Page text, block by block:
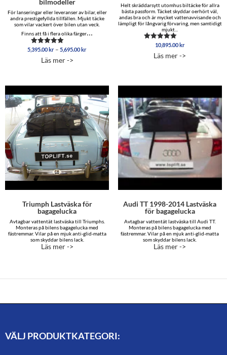
bilmodeller
För lanseringar eller leveranser av bilar, eller
andra prestigefyllda tillfällen. Mjukt täcke
som vilar vackert över bilen utan veck.
Finns att få i flera olika färger…
Betygsatt
av 5
5,395.00 kr – 5,695.00 krPrisintervall:
Läs mer ->
Helt skräddarsytt utomhus biltäcke för allra
bästa passform. Täcket skyddar oerhört väl,
andas bra och är mycket vattenavvisande och
lämpligt för långvarig förvaring, men samtidigt
mjukt...
Betygsatt
av 5
10,895.00 kr
Läs mer ->
Triumph Lastväska för
bagagelucka
Avtagbar vattentät lastväska till Triumphs.
Monteras på bilens bagagelucka med
fästremmar. Vilar på en mjuk anti-glid-matta
som skyddar bilens lack.
Läs mer ->
Audi TT 1998-2014 Lastväska
för bagagelucka
Avtagbar vattentät lastväska till Audi TT.
Monteras på bilens bagagelucka med
fästremmar. Vilar på en mjuk anti-glid-matta
som skyddar bilens lack.
Läs mer ->
VÄLJ PRODUKTKATEGORI: